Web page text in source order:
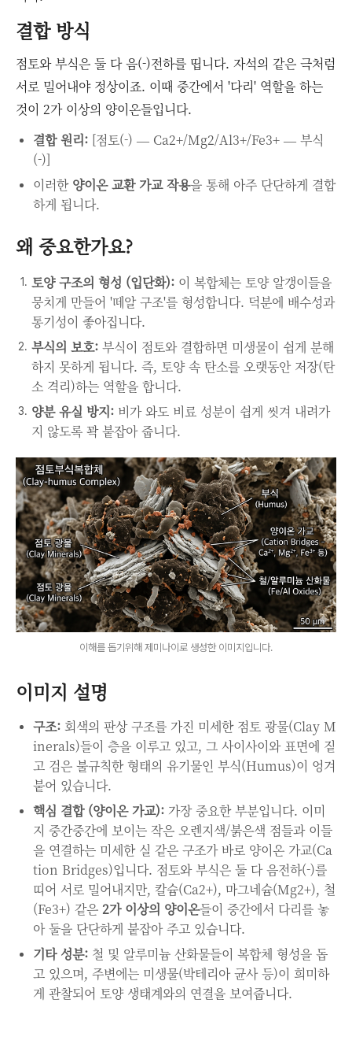
결합 방식
점토와 부식은 둘 다 음(-)전하를 띱니다. 자석의 같은 극처럼
서로 밀어내야 정상이죠. 이때 중간에서 '다리' 역할을 하는
것이 2가 이상의 양이온들입니다.
결합 원리: [점토(-) ― Ca2+/Mg2/Al3+/Fe3+ ― 부식
(-)]
이러한 양이온 교환 가교 작용을 통해 아주 단단하게 결합
하게 됩니다.
왜 중요한가요?
토양 구조의 형성 (입단화): 이 복합체는 토양 알갱이들을
뭉치게 만들어 '떼알 구조'를 형성합니다. 덕분에 배수성과
통기성이 좋아집니다.
부식의 보호: 부식이 점토와 결합하면 미생물이 쉽게 분해
하지 못하게 됩니다. 즉, 토양 속 탄소를 오랫동안 저장(탄
소 격리)하는 역할을 합니다.
양분 유실 방지: 비가 와도 비료 성분이 쉽게 씻겨 내려가
지 않도록 꽉 붙잡아 줍니다.
이해를 돕기위해 제미나이로 생성한 이미지입니다.
이미지 설명
구조: 회색의 판상 구조를 가진 미세한 점토 광물(Clay M
inerals)들이 층을 이루고 있고, 그 사이사이와 표면에 짙
고 검은 불규칙한 형태의 유기물인 부식(Humus)이 엉겨
붙어 있습니다.
핵심 결합 (양이온 가교): 가장 중요한 부분입니다. 이미
지 중간중간에 보이는 작은 오렌지색/붉은색 점들과 이들
을 연결하는 미세한 실 같은 구조가 바로 양이온 가교(Ca
tion Bridges)입니다. 점토와 부식은 둘 다 음전하(-)를
띠어 서로 밀어내지만, 칼슘(Ca2+), 마그네슘(Mg2+), 철
(Fe3+) 같은 2가 이상의 양이온들이 중간에서 다리를 놓
아 둘을 단단하게 붙잡아 주고 있습니다.
기타 성분: 철 및 알루미늄 산화물들이 복합체 형성을 돕
고 있으며, 주변에는 미생물(박테리아 균사 등)이 희미하
게 관찰되어 토양 생태계와의 연결을 보여줍니다.